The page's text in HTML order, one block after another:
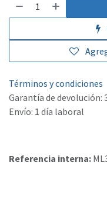
Términos y condiciones
Garantía de devolución:
Envío: 1 día laboral
Referencia interna: